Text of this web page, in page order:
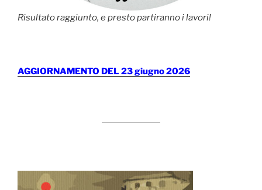
Risultato raggiunto, e presto partiranno i lavori!
AGGIORNAMENTO DEL 23 giugno 2026